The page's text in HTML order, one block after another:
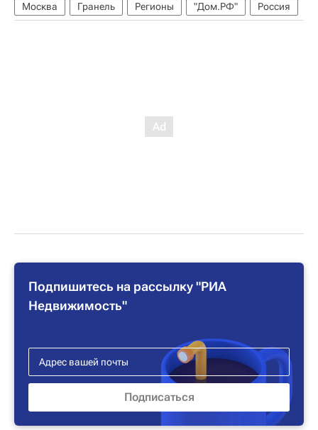
Москва
Гранель Регионы "Дом.РФ" Россия
Подпишитесь на рассылку "РИА
Недвижимость"